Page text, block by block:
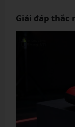
Giải đáp thắc